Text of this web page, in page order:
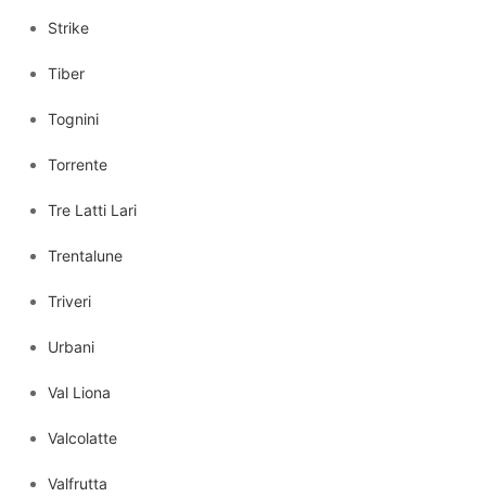
Strike
Tiber
Tognini
Torrente
Tre Latti Lari
Trentalune
Triveri
Urbani
Val Liona
Valcolatte
Valfrutta